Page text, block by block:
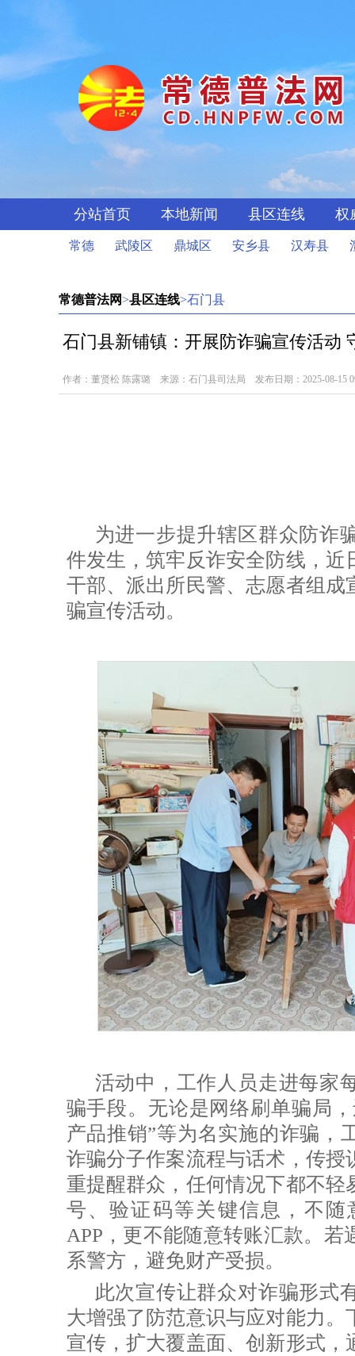
分站首页 本地新闻 县区连线 权
常德 武陵区 鼎城区 安乡县 汉寿县
常德普法网>县区连线>石门县
石门县新铺镇：开展防诈骗宣传活动
作者：董贤松 陈露璐 来源：石门县司法局 发布日期：2025-08-15
为进一步提升辖区群众防诈
件发生，筑牢反诈安全防线，
干部、派出所民警、志愿者组
骗宣传活动。
活动中，工作人员走进每家
骗手段。无论是网络刷单骗局
产品推销”等为名实施的诈骗，
诈骗分子作案流程与话术，传
重提醒群众，任何情况下都不
号、验证码等关键信息，不
APP，更不能随意转账汇款。
系警方，避免财产受损。
此次宣传让群众对诈骗形式
大增强了防范意识与应对能力
宣传，扩大覆盖面、创新形式